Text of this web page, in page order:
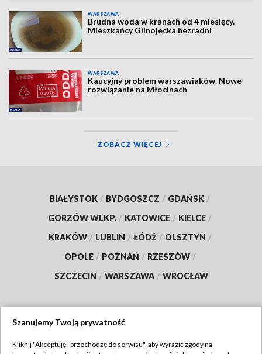
WARSZAWA
Brudna woda w kranach od 4 miesięcy.
Mieszkańcy Glinojecka bezradni
WARSZAWA
Kaucyjny problem warszawiaków. Nowe
rozwiązanie na Młocinach
ZOBACZ WIĘCEJ
BIAŁYSTOK / BYDGOSZCZ / GDAŃSK /
GORZÓW WLKP. / KATOWICE / KIELCE /
KRAKÓW / LUBLIN / ŁÓDŹ / OLSZTYN /
OPOLE / POZNAŃ / RZESZÓW /
SZCZECIN / WARSZAWA / WROCŁAW
Szanujemy Twoją prywatność
Kliknij "Akceptuję i przechodzę do serwisu", aby wyrazić zgody na